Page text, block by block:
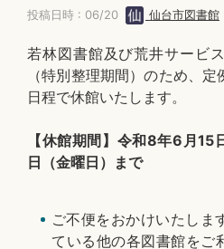
投稿日時 : 06/20 仙台市図書館
若林図書館及び荒井サービ
（特別整理期間）のため、
日程で休館いたします。
【休館期間】令和8年6月
日（金曜日）まで
ご不便をおかけいたしま
ている他の各図書館をご